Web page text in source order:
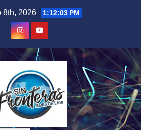
8th, 2026 1:12:04 PM